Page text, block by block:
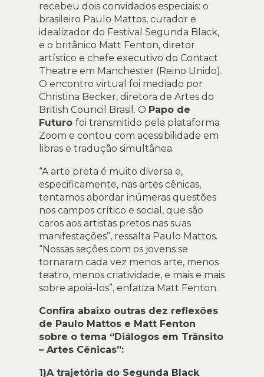
recebeu dois convidados especiais: o
brasileiro Paulo Mattos, curador e
idealizador do Festival Segunda Black,
e o britânico Matt Fenton, diretor
artístico e chefe executivo do Contact
Theatre em Manchester (Reino Unido).
O encontro virtual foi mediado por
Christina Becker, diretora de Artes do
British Council Brasil. O Papo de
Futuro foi transmitido pela plataforma
Zoom e contou com acessibilidade em
libras e tradução simultânea.
“A arte preta é muito diversa e,
especificamente, nas artes cênicas,
tentamos abordar inúmeras questões
nos campos crítico e social, que são
caros aos artistas pretos nas suas
manifestações”, ressalta Paulo Mattos.
“Nossas seções com os jovens se
tornaram cada vez menos arte, menos
teatro, menos criatividade, e mais e mais
sobre apoiá-los”, enfatiza Matt Fenton.
Confira abaixo outras dez reflexões
de Paulo Mattos e Matt Fenton
sobre o tema “Diálogos em Trânsito
– Artes Cênicas”:
1)A trajetória do Segunda Black